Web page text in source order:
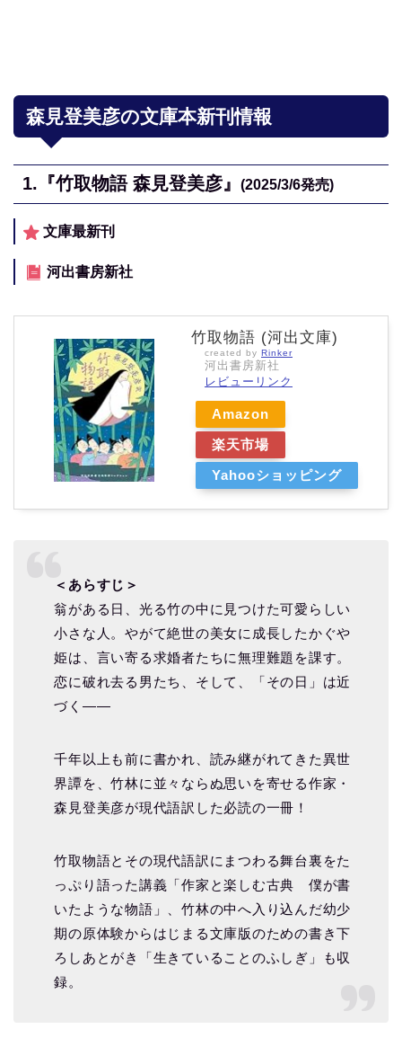
森見登美彦の文庫本新刊情報
1.『竹取物語 森見登美彦』 (2025/3/6発売)
文庫最新刊
河出書房新社
竹取物語 (河出文庫)
created by Rinker
河出書房新社
レビューリンク
Amazon
楽天市場
Yahooショッピング
＜あらすじ＞
翁がある日、光る竹の中に見つけた可愛らしい
小さな人。やがて絶世の美女に成長したかぐや
姫は、言い寄る求婚者たちに無理難題を課す。
恋に破れ去る男たち、そして、「その日」は近
づく――
千年以上も前に書かれ、読み継がれてきた異世
界譚を、竹林に並々ならぬ思いを寄せる作家・
森見登美彦が現代語訳した必読の一冊！
竹取物語とその現代語訳にまつわる舞台裏をた
っぷり語った講義「作家と楽しむ古典 僕が書
いたような物語」、竹林の中へ入り込んだ幼少
期の原体験からはじまる文庫版のための書き下
ろしあとがき「生きていることのふしぎ」も収
録。